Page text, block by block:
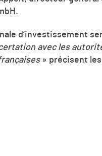
d’investissement
avec les
» précisent